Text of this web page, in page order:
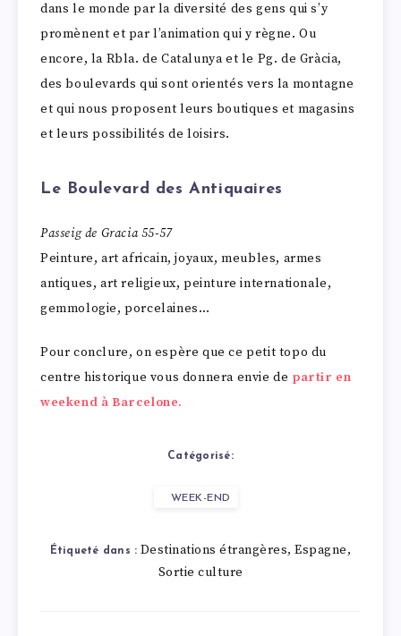
dans le monde par la diversité des gens qui s’y
promènent et par l’animation qui y règne. Ou
encore, la Rbla. de Catalunya et le Pg. de Gràcia,
des boulevards qui sont orientés vers la montagne
et qui nous proposent leurs boutiques et magasins
et leurs possibilités de loisirs.
Le Boulevard des Antiquaires
Passeig de Gracia 55-57
Peinture, art africain, joyaux, meubles, armes
antiques, art religieux, peinture internationale,
gemmologie, porcelaines…
Pour conclure, on espère que ce petit topo du
centre historique vous donnera envie de partir en
weekend à Barcelone.
Catégorisé:
WEEK-END
Étiqueté dans : Destinations étrangères,Espagne,
Sortie culture